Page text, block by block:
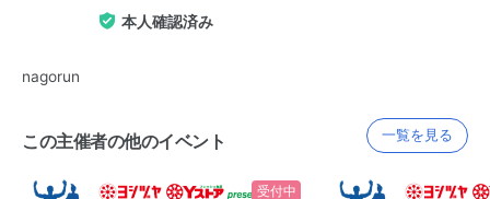
本人確認済み
nagorun
この主催者の他のイベント 一覧を見る
受付中